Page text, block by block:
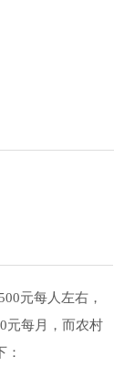
元每人左右，
元每月，而农村